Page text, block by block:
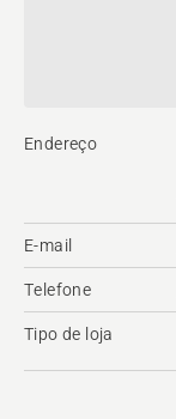
Endereço
E-mail
Telefone
Tipo de loja